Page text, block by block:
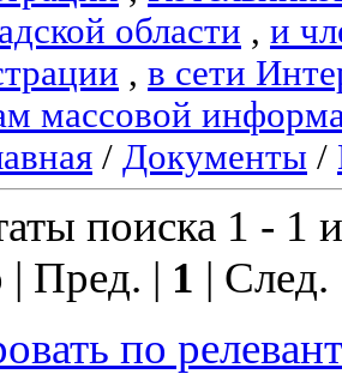
области , и
, в сети
массовой
/ Документы /
поиска 1 - 1
| Пред. | 1 |
по